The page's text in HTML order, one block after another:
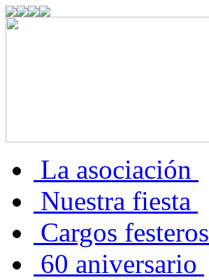
La asociación
Nuestra fiesta
Cargos festeros
60 aniversario